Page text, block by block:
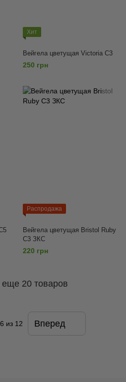
Хит
Вейгела цветущая Victoria С3
250 грн
Распродажа
Вейгела цветущая Bristol Ruby
С3 ЗКС
220 грн
еще 20 товаров
6 из 12 Вперед